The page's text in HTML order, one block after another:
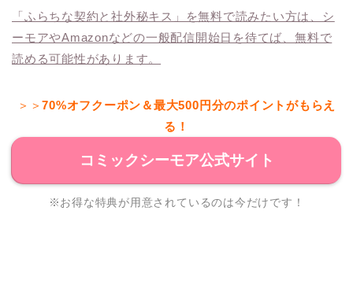
「ふらちな契約と社外秘キス」を無料で読みたい方は、シ
ーモアやAmazonなどの一般配信開始日を待てば、無料で
読める可能性があります。
＞＞70%オフクーポン＆最大500円分のポイントがもらえ
る！
コミックシーモア公式サイト
※お得な特典が用意されているのは今だけです！